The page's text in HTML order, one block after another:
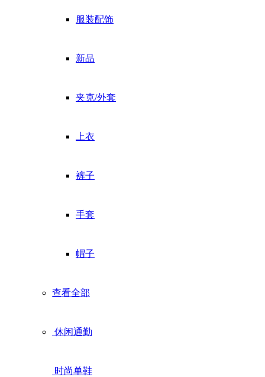
服装配饰
新品
夹克/外套
上衣
裤子
手套
帽子
查看全部
休闲通勤
时尚单鞋